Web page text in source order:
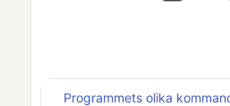
Programmets olika